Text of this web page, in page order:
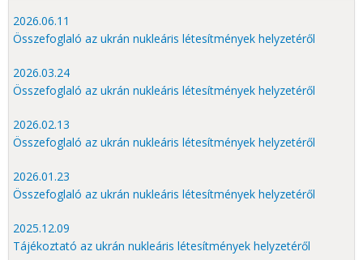
2026.06.11
Összefoglaló az ukrán nukleáris létesítmények helyzetéről
2026.03.24
Összefoglaló az ukrán nukleáris létesítmények helyzetéről
2026.02.13
Összefoglaló az ukrán nukleáris létesítmények helyzetéről
2026.01.23
Összefoglaló az ukrán nukleáris létesítmények helyzetéről
2025.12.09
Tájékoztató az ukrán nukleáris létesítmények helyzetéről